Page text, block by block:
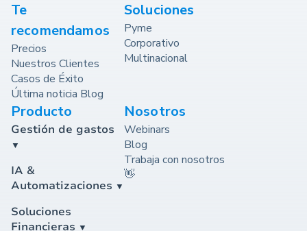
Te
recomendamos
Precios
Nuestros Clientes
Casos de Éxito
Última noticia Blog
Soluciones
Pyme
Corporativo
Multinacional
Producto
Gestión de gastos
IA &
Automatizaciones
Soluciones
Financieras
Nosotros
Webinars
Blog
Trabaja con nosotros
👋